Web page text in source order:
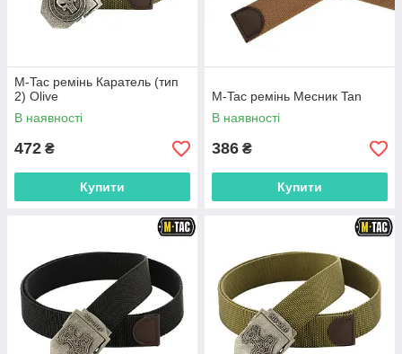
M-Tac ремінь Каратель (тип
2) Olive
В наявності
472 ₴
Купити
M-Tac ремінь Месник Tan
В наявності
386 ₴
Купити